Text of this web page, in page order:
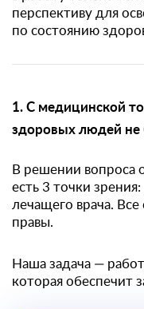
перспективу для
по состоянию
1. С медицинской
здоровых людей не
В решении вопроса
есть 3 точки
лечащего врача.
правы.
Наша задача —
которая обеспечит